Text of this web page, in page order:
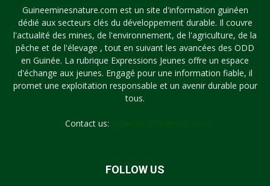
Guineeminesnature.com est un site d'information guinéen
dédié aux secteurs clés du développement durable. Il couvre
l'actualité des mines, de l'environnement, de l'agriculture, de la
pêche et de l'élevage , tout en suivant les avancées des ODD
en Guinée. La rubrique Expressions Jeunes offre un espace
d'échange aux jeunes. Engagé pour une information fiable, il
promet une exploitation responsable et un avenir durable pour
tous.
Contact us:
FOLLOW US